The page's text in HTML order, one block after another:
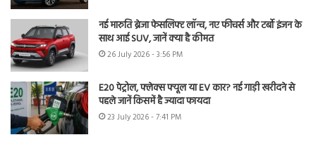
नई मारुति ब्रेजा फेसलिफ्ट लॉन्च, नए फीचर्स और टर्बो इंजन के
साथ आई SUV, जानें क्या है कीमत
26 July 2026 - 3:56 PM
E20 पेट्रोल, फ्लेक्स फ्यूल या EV कार? नई गाड़ी खरीदने से
पहले जानें किसमें है ज्यादा फायदा
23 July 2026 - 7:41 PM